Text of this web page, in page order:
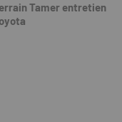
Tamer entretien